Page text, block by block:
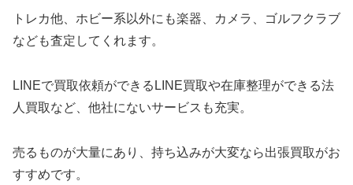
トレカ他、ホビー系以外にも楽器、カメラ、ゴルフクラブ
なども査定してくれます。
LINEで買取依頼ができるLINE買取や在庫整理ができる法
人買取など、他社にないサービスも充実。
売るものが大量にあり、持ち込みが大変なら出張買取がお
すすめです。